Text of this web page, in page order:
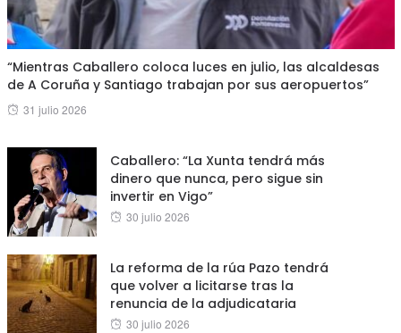
“Mientras Caballero coloca luces en julio, las alcaldesas
de A Coruña y Santiago trabajan por sus aeropuertos”
Posted
31 julio 2026
Caballero: “La Xunta tendrá más
dinero que nunca, pero sigue sin
invertir en Vigo”
Posted
30 julio 2026
La reforma de la rúa Pazo tendrá
que volver a licitarse tras la
renuncia de la adjudicataria
Posted
30 julio 2026